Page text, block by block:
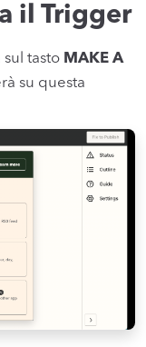
il Trigger
sul tasto MAKE A
su questa